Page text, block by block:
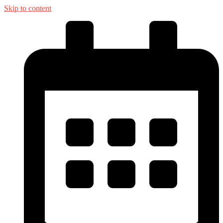
Skip to content